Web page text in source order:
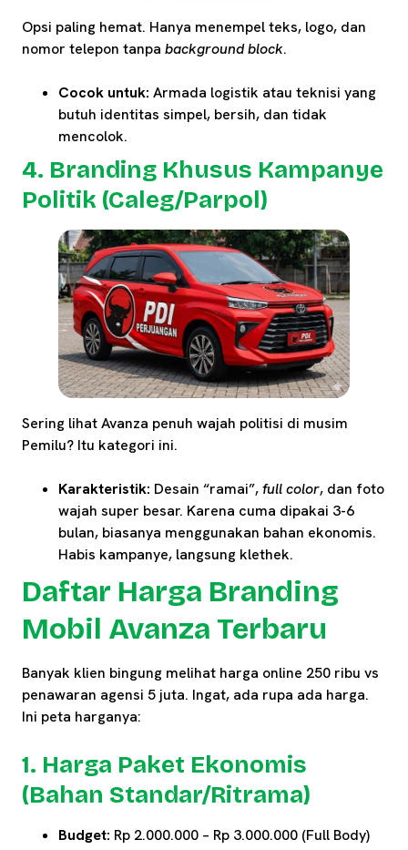
Opsi paling hemat. Hanya menempel teks, logo, dan
nomor telepon tanpa background block.
Cocok untuk: Armada logistik atau teknisi yang
butuh identitas simpel, bersih, dan tidak
mencolok.
4. Branding Khusus Kampanye
Politik (Caleg/Parpol)
Sering lihat Avanza penuh wajah politisi di musim
Pemilu? Itu kategori ini.
Karakteristik: Desain “ramai”,full color, dan foto
wajah super besar. Karena cuma dipakai 3-6
bulan, biasanya menggunakan bahan ekonomis.
Habis kampanye, langsung klethek.
Daftar Harga Branding
Mobil Avanza Terbaru
Banyak klien bingung melihat harga online 250 ribu vs
penawaran agensi 5 juta. Ingat, ada rupa ada harga.
Ini peta harganya:
1. Harga Paket Ekonomis
(Bahan Standar/Ritrama)
Budget: Rp 2.000.000 – Rp 3.000.000 (Full Body)